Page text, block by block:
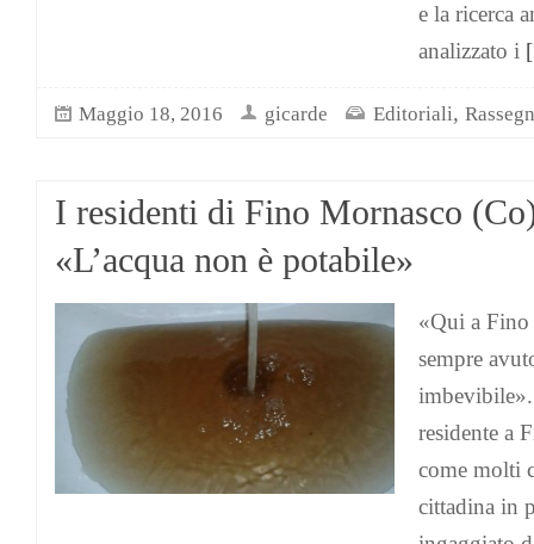
e la ricerca
analizzato i
Maggio 18, 2016 gicarde Editoriali,
I residenti di Fino Mornasco
«L’acqua non è potabile»
«Qui a Fino
sempre
residente a
come molti
cittadina in